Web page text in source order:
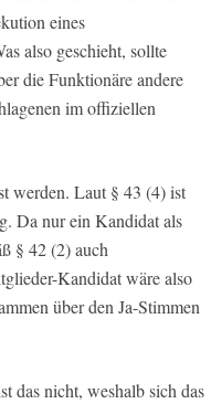
eines
also geschieht, sollte
die Funktionäre andere
im offiziellen
werden. Laut § 43 (4) ist
Da nur ein Kandidat als
§ 42 (2) auch
Kandidat wäre also
über den Ja-Stimmen
das nicht, weshalb sich das